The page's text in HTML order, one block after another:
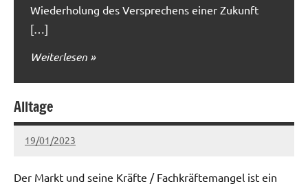
Wiederholung des Versprechens einer Zukunft
[…]
Weiterlesen
Alltage
19/01/2023
Ria
Keine
Der Markt und seine Kräfte / Fachkräftemangel ist ein